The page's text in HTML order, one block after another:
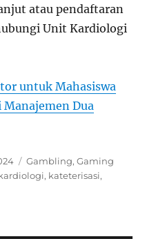
atau pendaftaran
Unit Kardiologi
untuk Mahasiswa
Manajemen Dua
Categories
Gambling,Gaming
, kateterisasi,